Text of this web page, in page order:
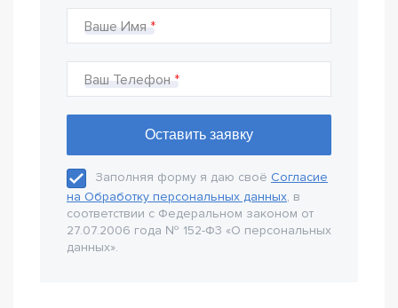
Ваше Имя
Ваш Телефон
Заполняя форму я даю своё Согласие
на Обработку персональных данных, в
соответствии с Федеральном законом от
27.07.2006 года № 152-Ф3 «О персональных
данных».